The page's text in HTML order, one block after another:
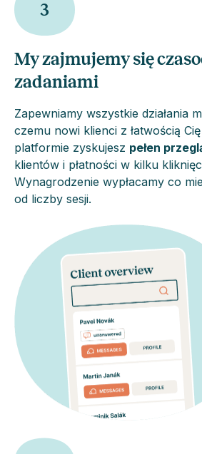
3
My zajmujemy się
zadaniami
Zapewniamy wszystkie działania
czemu nowi klienci z łatwością
platformie zyskujesz pełen
klientów i płatności w kilku
Wynagrodzenie wypłacamy co
od liczby sesji.